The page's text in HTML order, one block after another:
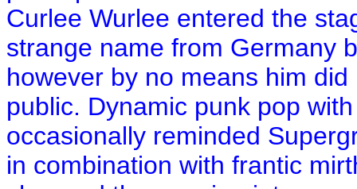
Curlee Wurlee entered the
strange name from Germany
however by no means him
public. Dynamic punk pop
occasionally reminded
in combination with frantic